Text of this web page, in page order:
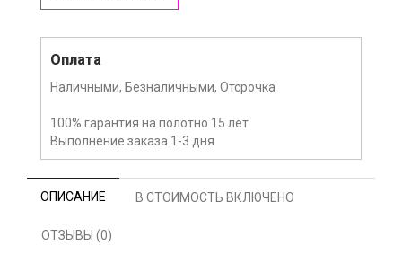
Оплата
Наличными, Безналичными, Отсрочка
100% гарантия на полотно 15 лет
Выполнение заказа 1-3 дня
ОПИСАНИЕ В СТОИМОСТЬ ВКЛЮЧЕНО
ОТЗЫВЫ (0)